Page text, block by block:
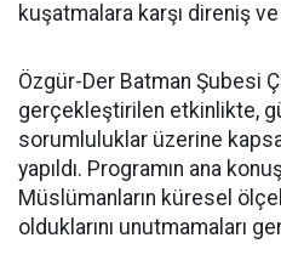
kuşatmalara karşı direniş
Özgür-Der Batman Şubesi
gerçekleştirilen etkinlikte,
sorumluluklar üzerine
yapıldı. Programın ana
Müslümanların küresel
olduklarını unutmamaları